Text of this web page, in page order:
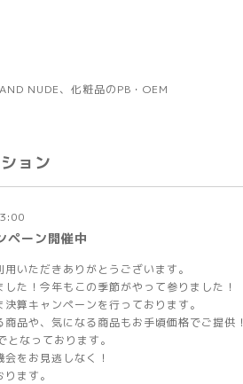
NUDE、化粧品のPB・OEM
ョン
ペーン開催中
いただきありがとうございます。
た！今年もこの季節がやって参りました！
算キャンペーンを行っております。
品や、気になる商品もお手頃価格でご提供！
なっております。
をお見逃しなく！
ます。